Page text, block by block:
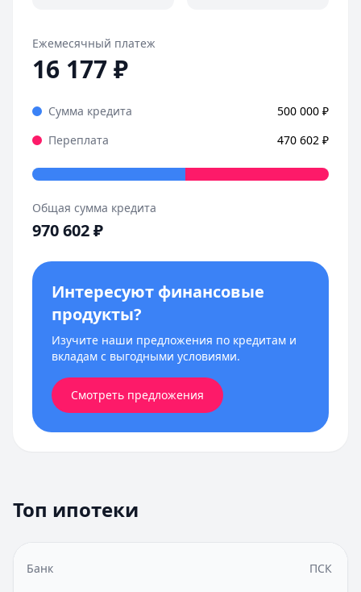
Ежемесячный платеж
16 177₽
Сумма кредита 500 000 ₽
Переплата
470 602 ₽
Общая сумма кредита
970 602₽
Интересуют финансовые
продукты?
Изучите наши предложения по кредитам и
вкладам с выгодными условиями.
Смотреть предложения
Топ ипотеки
Банк ПСК